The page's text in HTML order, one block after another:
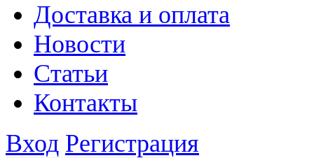
Доставка и оплата
Новости
Статьи
Контакты
Вход Регистрация